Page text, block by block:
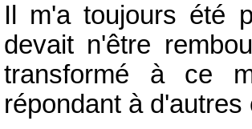
Il m'a toujours été
devait n'être
transformé à ce
répondant à d'autres